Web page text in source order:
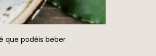
que podéis beber